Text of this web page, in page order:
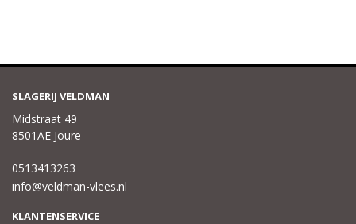
SLAGERIJ VELDMAN
Midstraat 49
8501AE Joure
0513413263
info@veldman-vlees.nl
KLANTENSERVICE